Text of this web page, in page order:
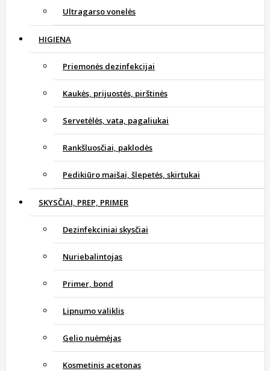
Ultragarso vonelės
HIGIENA
Priemonės dezinfekcijai
Kaukės, prijuostės, pirštinės
Servetėlės, vata, pagaliukai
Rankšluosčiai, paklodės
Pedikiūro maišai, šlepetės, skirtukai
SKYSČIAI, PREP, PRIMER
Dezinfekciniai skysčiai
Nuriebalintojas
Primer, bond
Lipnumo valiklis
Gelio nuėmėjas
Kosmetinis acetonas